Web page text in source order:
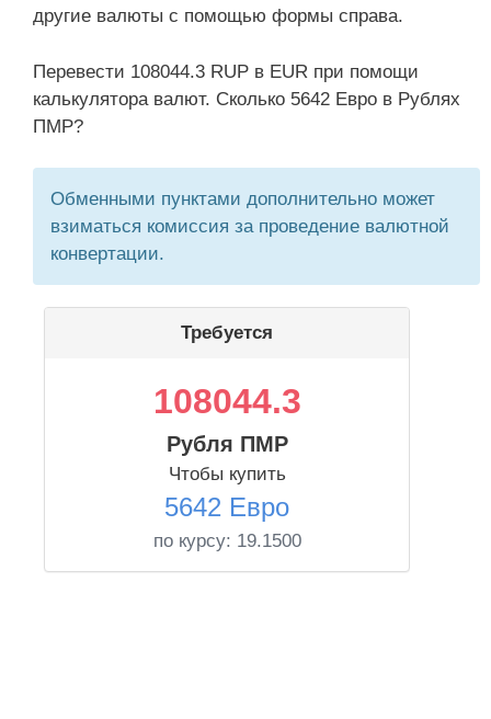
другие валюты с помощью формы справа.
Перевести 108044.3 RUP в EUR при помощи
калькулятора валют. Сколько 5642 Евро в Рублях
ПМР?
Обменными пунктами дополнительно может
взиматься комиссия за проведение валютной
конвертации.
Требуется
108044.3
Рубля ПМР
Чтобы купить
5642 Евро
по курсу: 19.1500